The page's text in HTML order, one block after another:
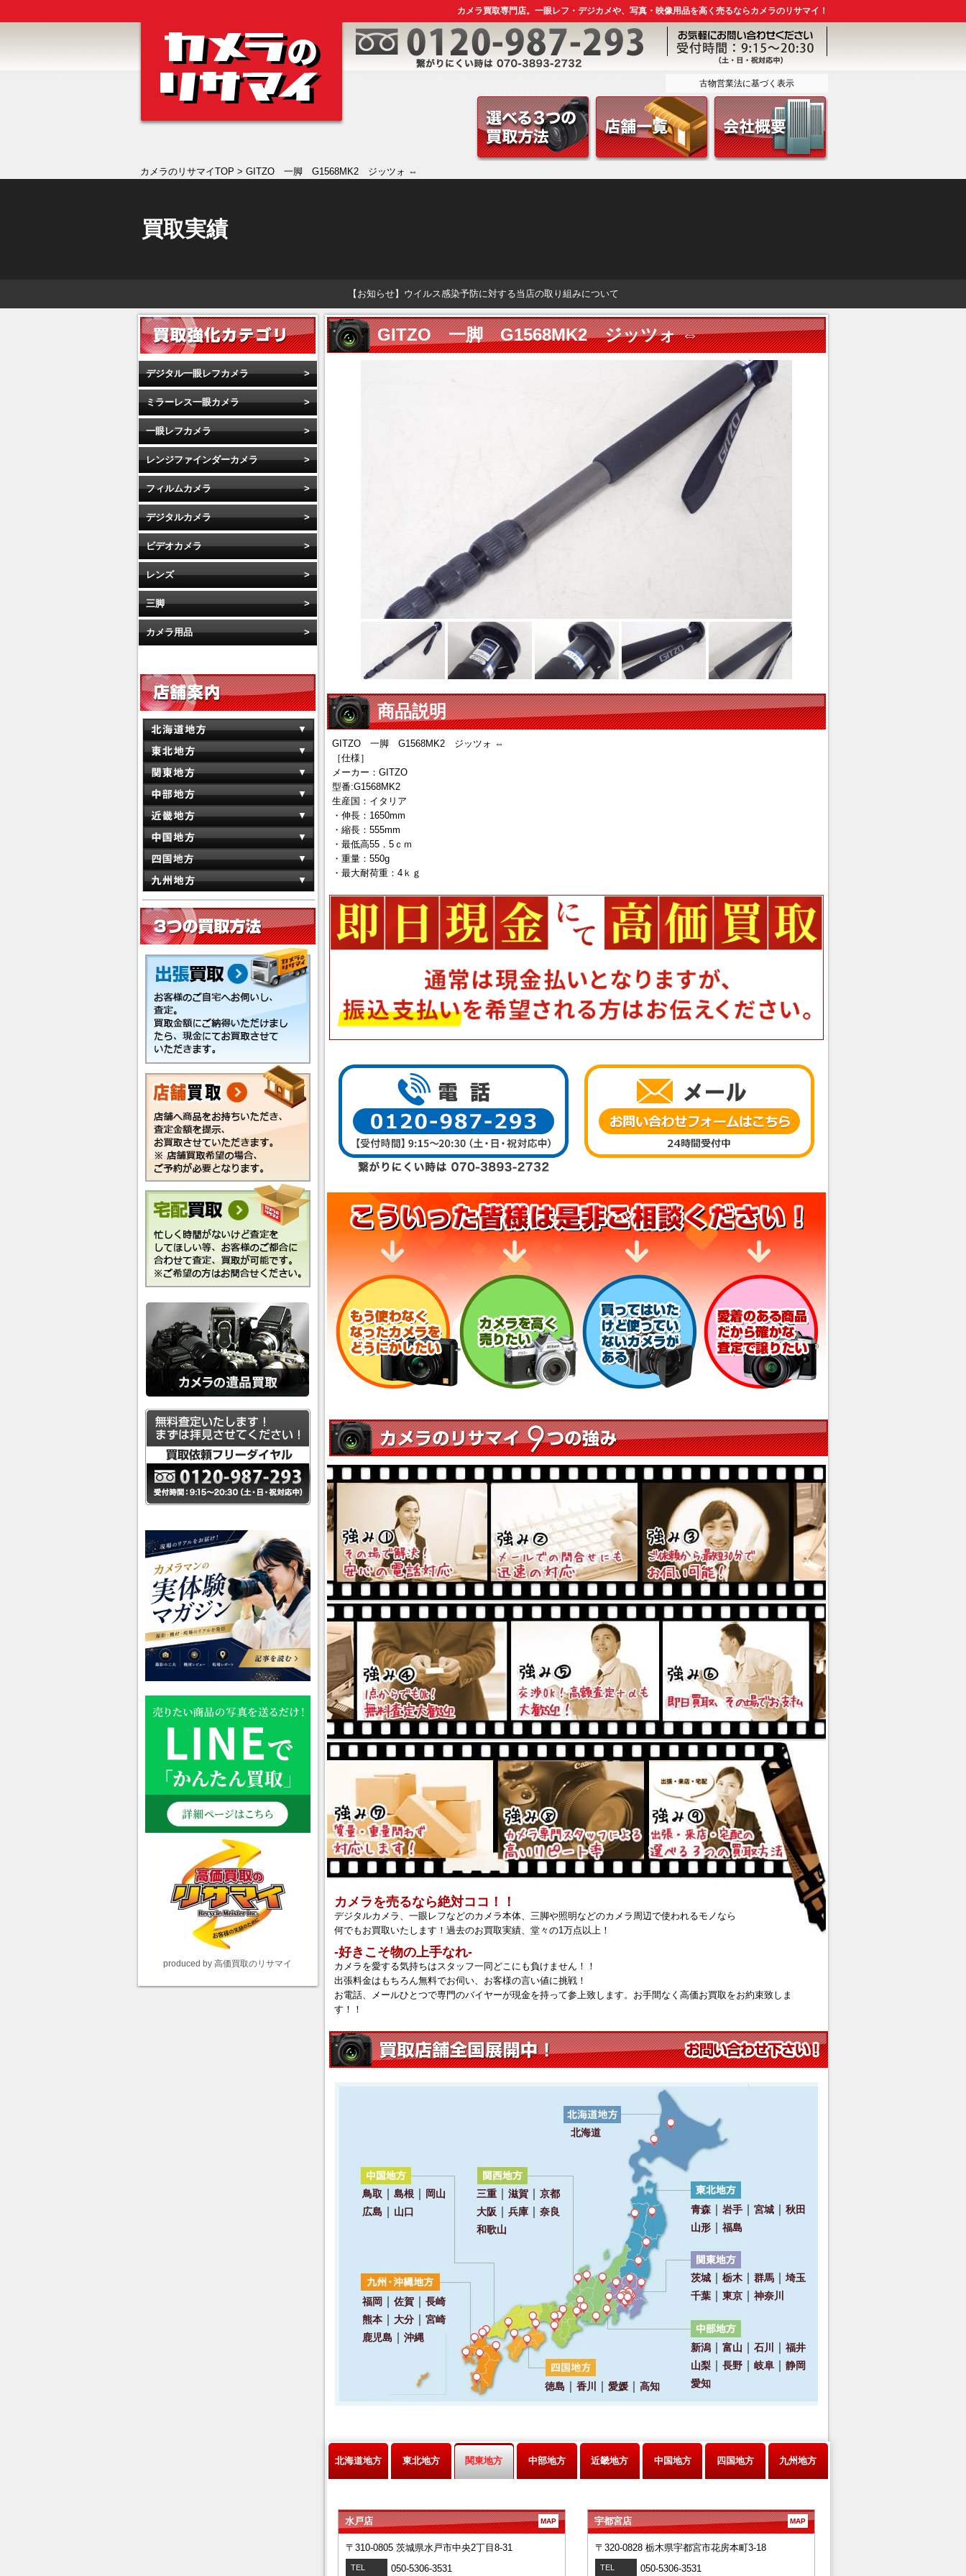
カメラ買取専門店。一眼レフ・デジカメや、写真・映像用品を高く売るならカメラのリサマイ！
古物営業法に基づく表示
カメラのリサマイTOP > GITZO 一脚 G1568MK2 ジッツォ ⇔
買取実績
【お知らせ】ウイルス感染予防に対する当店の取り組みについて
GITZO 一脚 G1568MK2 ジッツォ ⇔
商品説明
GITZO 一脚 G1568MK2 ジッツォ ⇔
［仕様］
メーカー：GITZO
型番:G1568MK2
生産国：イタリア
・伸長：1650mm
・縮長：555mm
・最低高55．5ｃｍ
・重量：550g
・最大耐荷重：4ｋｇ
カメラを売るなら絶対ココ！！
デジタルカメラ、一眼レフなどのカメラ本体、三脚や照明などのカメラ周辺で使われるモノなら
何でもお買取いたします！過去のお買取実績、堂々の1万点以上！
‐好きこそ物の上手なれ‐
カメラを愛する気持ちはスタッフ一同どこにも負けません！！
出張料金はもちろん無料でお伺い、お客様の言い値に挑戦！
お電話、メールひとつで専門のバイヤーが現金を持って参上致します。お手間なく高価お買取をお約束致しま
す！！
北海道地方 東北地方 関東地方 中部地方 近畿地方 中国地方 四国地方 九州地方
水戸店 MAP
〒310-0805 茨城県水戸市中央2丁目8-31
TEL 050-5306-3531
宇都宮店 MAP
〒320-0828 栃木県宇都宮市花房本町3-18
TEL 050-5306-3531
デジタル一眼レフカメラ
ミラーレス一眼カメラ
一眼レフカメラ
レンジファインダーカメラ
フィルムカメラ
デジタルカメラ
ビデオカメラ
レンズ
三脚
カメラ用品
produced by 高価買取のリサマイ